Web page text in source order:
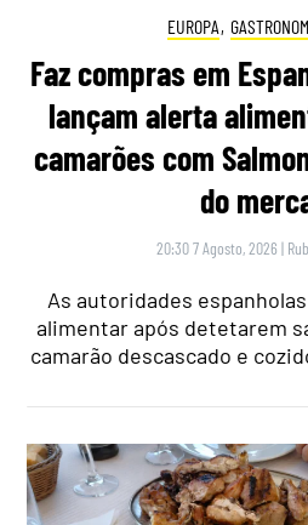
EUROPA,
Faz compras em
lançam alerta
camarões com
do
20:30 7 Agosto, 2026 |
As autoridades
alimentar após detetarem
camarão descascado e